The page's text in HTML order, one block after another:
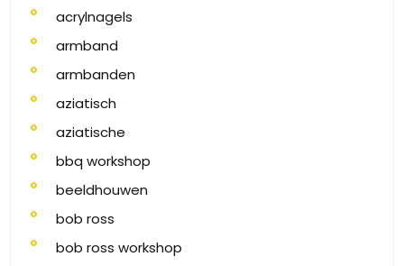
acrylnagels
armband
armbanden
aziatisch
aziatische
bbq workshop
beeldhouwen
bob ross
bob ross workshop